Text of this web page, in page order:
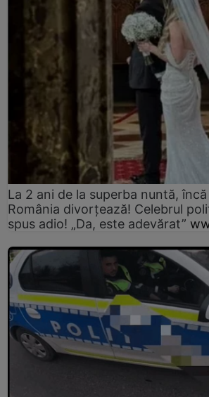
La 2 ani de la superba nuntă,
România divorțează! Celebrul
spus adio! „Da, este adevărat”